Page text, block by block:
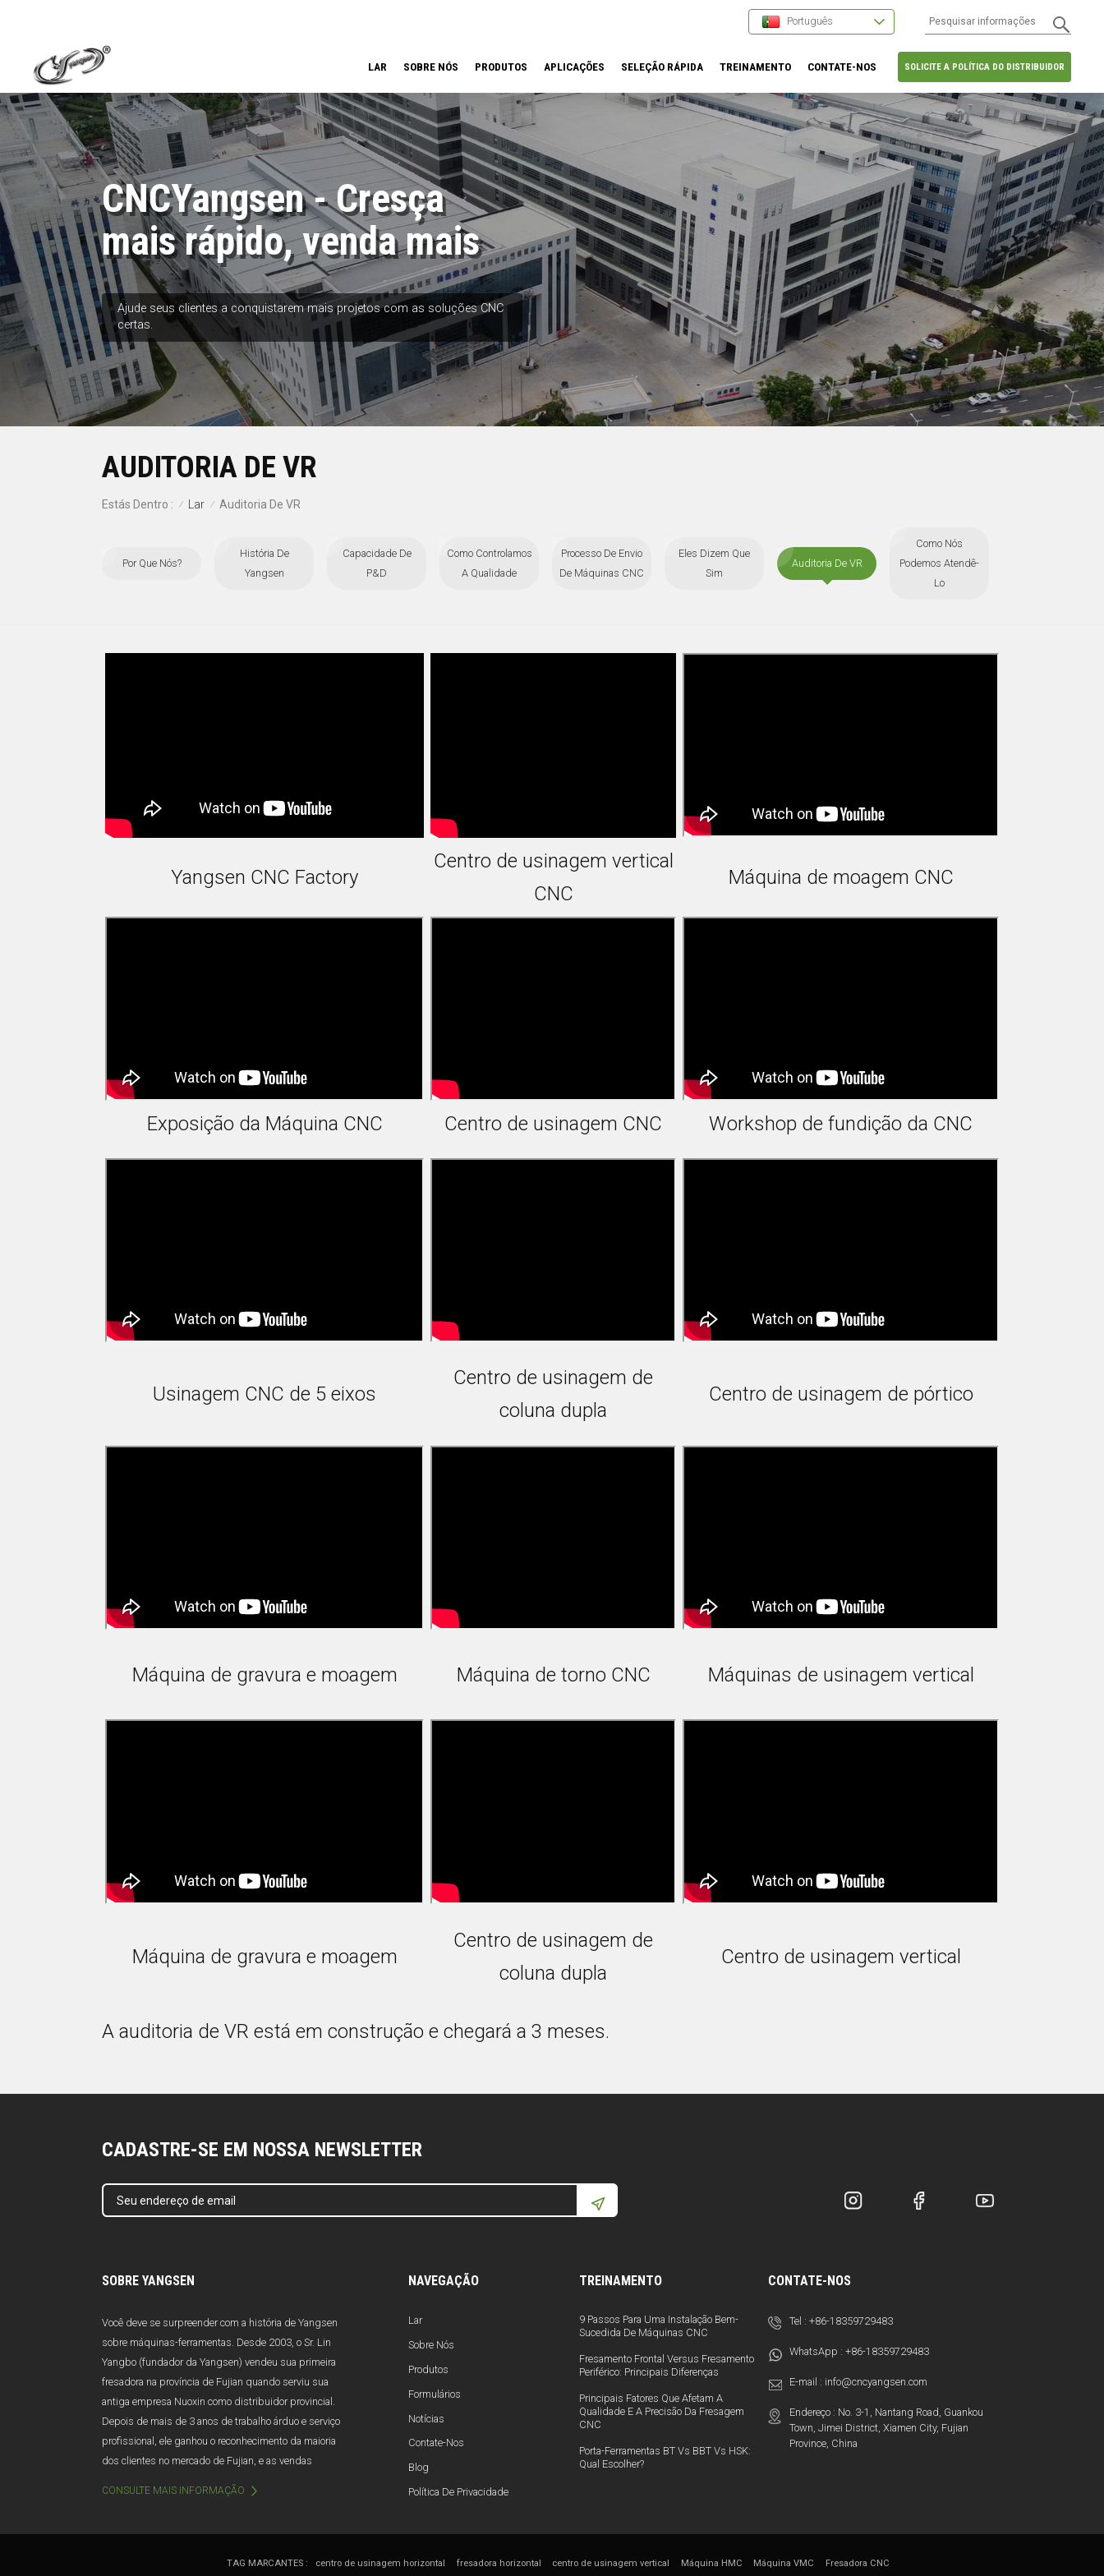
Português
SOLICITE A POLÍTICA DO DISTRIBUIDOR
LAR SOBRE NÓS PRODUTOS APLICAÇÕES SELEÇÃO RÁPIDA TREINAMENTO CONTATE-NOS
CNCYangsen - Cresça
mais rápido, venda mais
Ajude seus clientes a conquistarem mais projetos com as soluções CNC
certas.
AUDITORIA DE VR
Estás Dentro : / Lar / Auditoria De VR
Por Que Nós?
História De
Yangsen
Capacidade De
P&D
Como Controlamos
A Qualidade
Processo De Envio
De Máquinas CNC
Eles Dizem Que
Sim
Auditoria De VR
Como Nós
Podemos Atendê-
Lo
Yangsen CNC Factory
Centro de usinagem vertical
CNC
Máquina de moagem CNC
Exposição da Máquina CNC Centro de usinagem CNC Workshop de fundição da CNC
Usinagem CNC de 5 eixos
Centro de usinagem de
coluna dupla
Centro de usinagem de pórtico
Máquina de gravura e moagem Máquina de torno CNC Máquinas de usinagem vertical
Máquina de gravura e moagem
Centro de usinagem de
coluna dupla
Centro de usinagem vertical
A auditoria de VR está em construção e chegará a 3 meses.
CADASTRE-SE EM NOSSA NEWSLETTER
SOBRE YANGSEN
Você deve se surpreender com a história de Yangsen
sobre máquinas-ferramentas. Desde 2003, o Sr. Lin
Yangbo (fundador da Yangsen) vendeu sua primeira
fresadora na província de Fujian quando serviu sua
antiga empresa Nuoxin como distribuidor provincial.
Depois de mais de 3 anos de trabalho árduo e serviço
profissional, ele ganhou o reconhecimento da maioria
dos clientes no mercado de Fujian, e as vendas
devido a má gestão e mudanças de gestão, a Nuoxin
CONSULTE MAIS INFORMAÇÃO
NAVEGAÇÃO
Lar
Sobre Nós
Produtos
Formulários
Notícias
Contate-Nos
Blog
Política De Privacidade
TREINAMENTO
9 Passos Para Uma Instalação Bem-
Sucedida De Máquinas CNC
Fresamento Frontal Versus Fresamento
Periférico: Principais Diferenças
Principais Fatores Que Afetam A
Qualidade E A Precisão Da Fresagem
CNC
Porta-Ferramentas BT Vs BBT Vs HSK:
Qual Escolher?
CONTATE-NOS
Tel :+86-18359729483
WhatsApp :+86-18359729483
E-mail : info@cncyangsen.com
Endereço : No. 3-1, Nantang Road, Guankou
Town, Jimei District, Xiamen City, Fujian
Province, China
TAG MARCANTES : centro de usinagem horizontal fresadora horizontal centro de usinagem vertical Máquina HMC Máquina VMC Fresadora CNC